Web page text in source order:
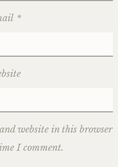
*
website in this browser
I comment.